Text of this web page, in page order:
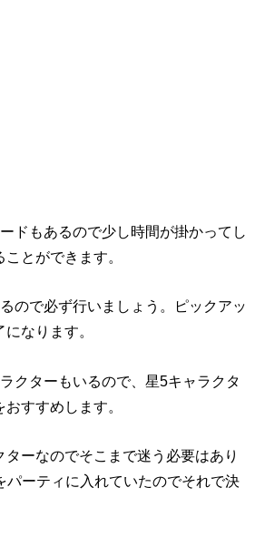
ドもあるので少し時間が掛かってし
とができます。
ので必ず行いましょう。ピックアッ
なります。
クターもいるので、星5キャラクタ
すすめします。
ーなのでそこまで迷う必要はあり
パーティに入れていたのでそれで決